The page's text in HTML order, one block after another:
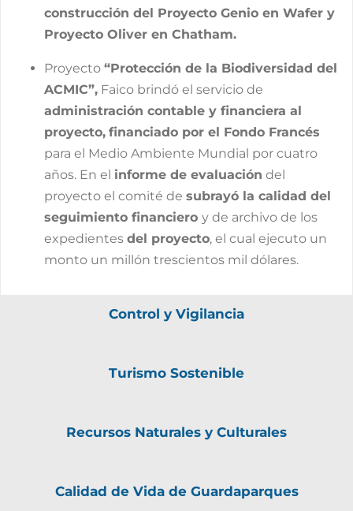
construcción del Proyecto Genio en Wafer y
Proyecto Oliver en Chatham.
Proyecto “Protección de la Biodiversidad del
ACMIC”, Faico brindó el servicio de
administración contable y financiera al
proyecto, financiado por el Fondo Francés
para el Medio Ambiente Mundial por cuatro
años. En el informe de evaluación del
proyecto el comité de subrayó la calidad del
seguimiento financiero y de archivo de los
expedientes del proyecto, el cual ejecuto un
monto un millón trescientos mil dólares.
Control y Vigilancia
Turismo Sostenible
Recursos Naturales y Culturales
Calidad de Vida de Guardaparques